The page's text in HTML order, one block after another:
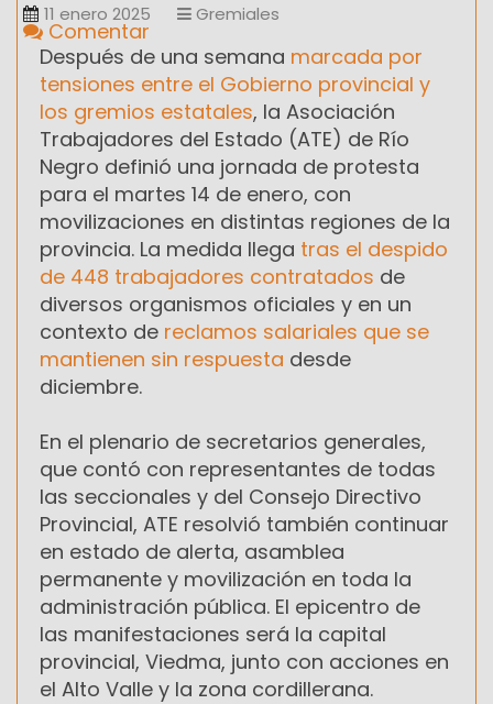
11 enero 2025 Gremiales
Comentar
Después de una semana marcada por
tensiones entre el Gobierno provincial y
los gremios estatales, la Asociación
Trabajadores del Estado (ATE) de Río
Negro definió una jornada de protesta
para el martes 14 de enero, con
movilizaciones en distintas regiones de la
provincia. La medida llega tras el despido
de 448 trabajadores contratados de
diversos organismos oficiales y en un
contexto de reclamos salariales que se
mantienen sin respuesta desde
diciembre.
En el plenario de secretarios generales,
que contó con representantes de todas
las seccionales y del Consejo Directivo
Provincial, ATE resolvió también continuar
en estado de alerta, asamblea
permanente y movilización en toda la
administración pública. El epicentro de
las manifestaciones será la capital
provincial, Viedma, junto con acciones en
el Alto Valle y la zona cordillerana.